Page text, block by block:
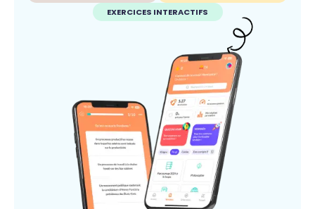
EXERCICES INTERACTIFS